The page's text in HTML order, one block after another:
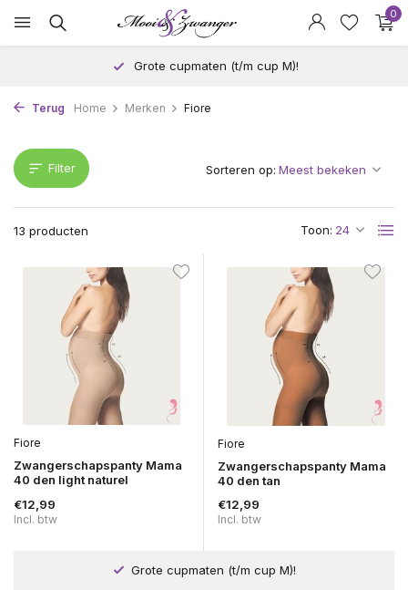
0
Grote cupmaten (t/m cup M)!
Terug Home Merken Fiore
Filter
13 producten Toon:
Sorteren op:
Fiore
Zwangerschapspanty Mama
40 den light naturel
€12,99
Incl. btw
Fiore
Zwangerschapspanty Mama
40 den tan
€12,99
Incl. btw
Grote cupmaten (t/m cup M)!